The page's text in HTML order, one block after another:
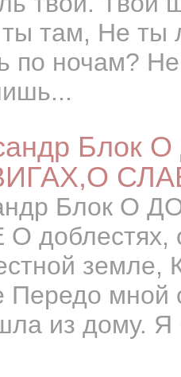
ты там, Не ты
по ночам?
Блок
Блок О
доблестях,
земле,
Передо мной
из дому. Я